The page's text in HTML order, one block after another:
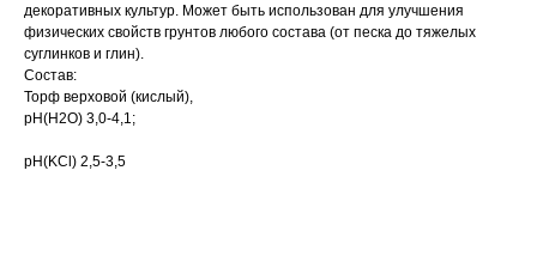
декоративных культур. Может быть использован для улучшения
физических свойств грунтов любого состава (от песка до тяжелых
суглинков и глин).
Состав:
Торф верховой (кислый),
рН(Н2О) 3,0-4,1;
рН(KCl) 2,5-3,5